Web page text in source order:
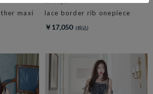
maxi
lace border rib onepiece
￥17,050